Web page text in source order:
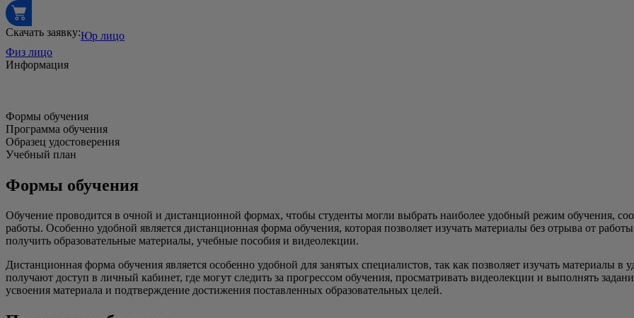
Скачать заявку:Юр лицо
Физ лицо
Информация
Формы обучения
Программа обучения
Образец удостоверения
Учебный план
Формы обучения
Обучение проводится в очной и дистанционной формах, чтобы студенты могли выбрать наиболее удобный режим обучения,
работы. Особенно удобной является дистанционная форма обучения, которая позволяет изучать материалы без отрыва от
получить образовательные материалы, учебные пособия и видеолекции.
Дистанционная форма обучения является особенно удобной для занятых специалистов, так как позволяет изучать материалы
получают доступ в личный кабинет, где могут следить за прогрессом обучения, просматривать видеолекции и выполнять
усвоения материала и подтверждение достижения поставленных образовательных целей.